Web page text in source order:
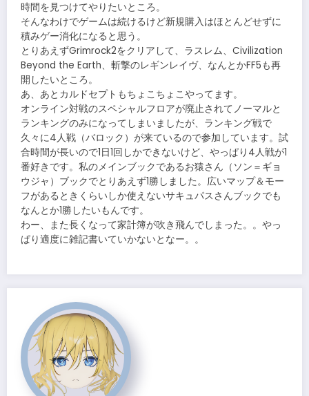
時間を見つけてやりたいところ。
そんなわけでゲームは続けるけど新規購入はほとんどせずに
積みゲー消化になると思う。
とりあえずGrimrock2をクリアして、ラスレム、Civilization
Beyond the Earth、斬撃のレギンレイヴ、なんとかFF5も再
開したいところ。
あ、あとカルドセプトもちょこちょこやってます。
オンライン対戦のスペシャルフロアが廃止されてノーマルと
ランキングのみになってしまいましたが、ランキング戦で
久々に4人戦（バロック）が来ているので参加しています。試
合時間が長いので1日1回しかできないけど、やっぱり4人戦が1
番好きです。私のメインブックであるお猿さん（ソン＝ギョ
ウジャ）ブックでとりあえず1勝しました。広いマップ＆モー
フがあるときくらいしか使えないサキュパスさんブックでも
なんとか1勝したいもんです。
わー、また長くなって家計簿が吹き飛んでしまった。。やっ
ぱり適度に雑記書いていかないとなー。。